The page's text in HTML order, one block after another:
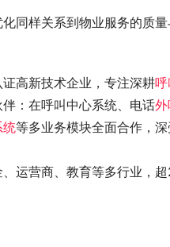
同样关系到物业服务的质
高新技术企业，专注深耕
：在呼叫中心系统、电话
统等多业务模块全面合作，
运营商、教育等多行业，